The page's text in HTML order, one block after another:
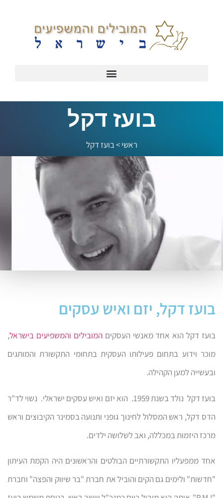
בועז דקל
ראשי>בועז דקל
בועז דקל, יזם ואיש עסקים
בועז דקל הוא אחד מאנשי העסקיםהמובילים והמשפיעים בישראל,
מוכר וידוע בתחום פעילותו העסקית בתחומי התקשורת והמותגים
ובעשייה למען הקהילה.
בועז דקל נולד בשנת 1959. הוא יזם ואיש עסקים ישראלי. נשוי לד"ר
הדס דקל, ראש המסלול לחינוך גופני ותנועה בסמינר הקיבוצים וראש
מרכז היזמות במכללה, ואב לשלושה ילדים.
אחד ממפעליו התקשורתיים הבולטים והראשונים היה הקמת העיתון
"חדשות" ולימים גם הקים והוביל את חברת "בר שיווק והפצה" וחברת